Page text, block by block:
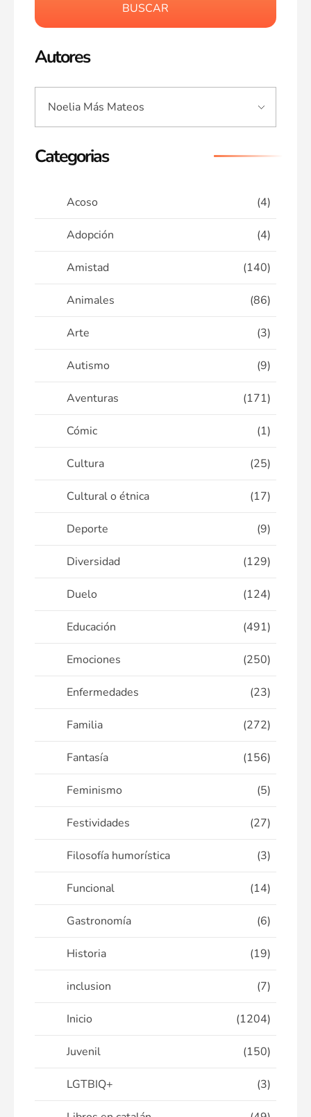
BUSCAR
Autores
Categorias
Acoso (4)
Adopción (4)
Amistad (140)
Animales (86)
Arte (3)
Autismo (9)
Aventuras (171)
Cómic (1)
Cultura (25)
Cultural o étnica (17)
Deporte (9)
Diversidad (129)
Duelo (124)
Educación (491)
Emociones (250)
Enfermedades (23)
Familia (272)
Fantasía (156)
Feminismo (5)
Festividades (27)
Filosofía humorística (3)
Funcional (14)
Gastronomía (6)
Historia (19)
inclusion (7)
Inicio (1204)
Juvenil (150)
LGTBIQ+ (3)